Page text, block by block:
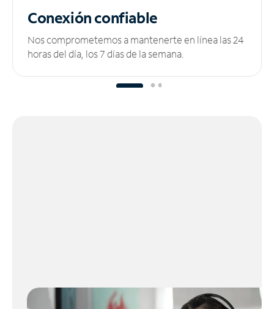
Conexión confiable
Nos comprometemos a mantenerte en línea las 24
horas del día, los 7 días de la semana.